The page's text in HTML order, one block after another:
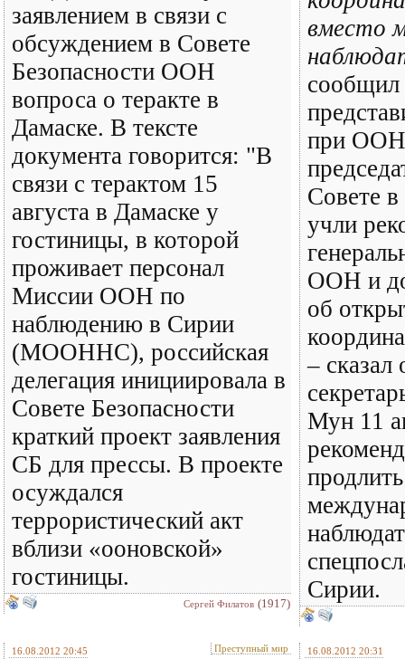
заявлением в связи с
обсуждением в Совете
Безопасности ООН
вопроса о теракте в
Дамаске. В тексте
документа говорится: "В
связи с терактом 15
августа в Дамаске у
гостиницы, в которой
проживает персонал
Миссии ООН по
наблюдению в Сирии
(МООННС), российская
делегация инициировала в
Совете Безопасности
краткий проект заявления
СБ для прессы. В проекте
осуждался
террористический акт
вблизи «ооновской»
гостиницы.
Сергей Филатов (1917)
вместо
сообщил
при
Совете
учли
ООН и
об
– сказал
Мун 11
Сирии.
16.08.2012 20:45 Преступный мир 16.08.2012 20:31